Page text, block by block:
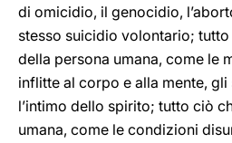
di omicidio, il genocidio,
stesso suicidio volontario;
della persona umana, come le
inflitte al corpo e alla mente,
l’intimo dello spirito; tutto ciò
umana, come le condizioni